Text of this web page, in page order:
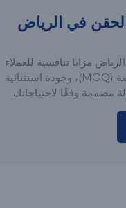
في الرياض
مزايا تنافسية للعملاء
من الشركات، مع كميات طلبات دنيا منخفضة (MOQ)، وجودة استثنائية
مصممة وفقًا لاحتياجاتك.